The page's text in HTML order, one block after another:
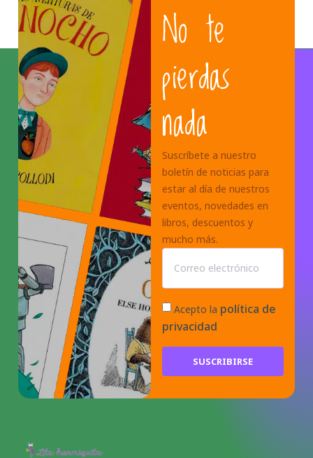
No te
pierdas
nada
Suscríbete a nuestro
boletín de noticias para
estar al día de nuestros
eventos, novedades en
libros, descuentos y
mucho más.
Acepto la política de
privacidad
SUSCRIBIRSE